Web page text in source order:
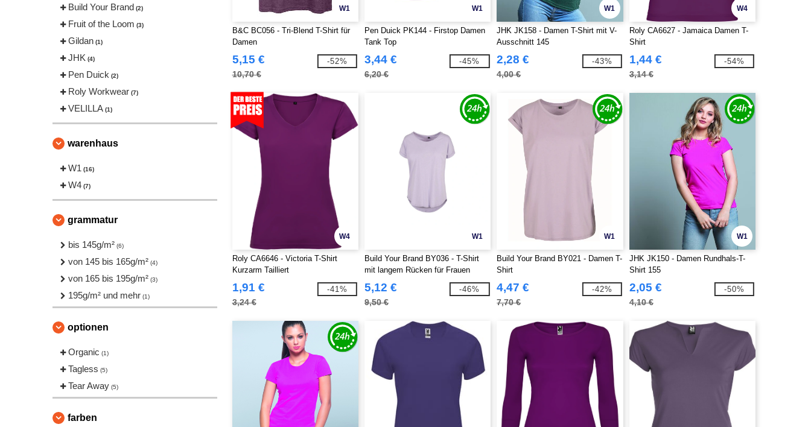
Build Your Brand (2)
Fruit of the Loom (3)
Gildan (1)
JHK (4)
Pen Duick (2)
Roly Workwear (7)
VELILLA (1)
warenhaus
W1 (16)
W4 (7)
grammatur
bis 145g/m² (6)
von 145 bis 165g/m² (4)
von 165 bis 195g/m² (3)
195g/m² und mehr (1)
optionen
Organic (1)
Tagless (5)
Tear Away (5)
farben
W1
B&C BC056 - Tri-Blend T-Shirt für
Damen
5,15 €
10,70 €
-52%
W1
Pen Duick PK144 - Firstop Damen
Tank Top
3,44 €
6,20 €
-45%
W1
JHK JK158 - Damen T-Shirt mit V-
Ausschnitt 145
2,28 €
4,00 €
-43%
W4
Roly CA6627 - Jamaica Damen T-
Shirt
1,44 €
3,14 €
-54%
W4
Roly CA6646 - Victoria T-Shirt
Kurzarm Tailliert
1,91 €
3,24 €
-41%
W1
Build Your Brand BY036 - T-Shirt
mit langem Rücken für Frauen
5,12 €
9,50 €
-46%
W1
Build Your Brand BY021 - Damen T-
Shirt
4,47 €
7,70 €
-42%
W1
JHK JK150 - Damen Rundhals-T-
Shirt 155
2,05 €
4,10 €
-50%